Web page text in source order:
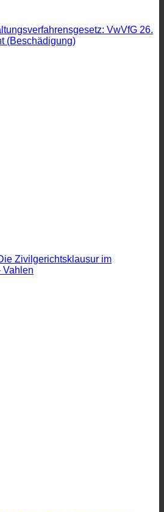
VwVfG 26.
(Beschädigung)
Zivilgerichtsklausur im
Vahlen